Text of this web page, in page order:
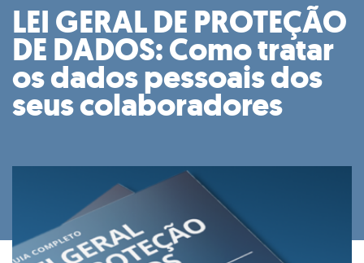
LEI GERAL DE PROTEÇÃO
DE DADOS: Como tratar
os dados pessoais dos
seus colaboradores